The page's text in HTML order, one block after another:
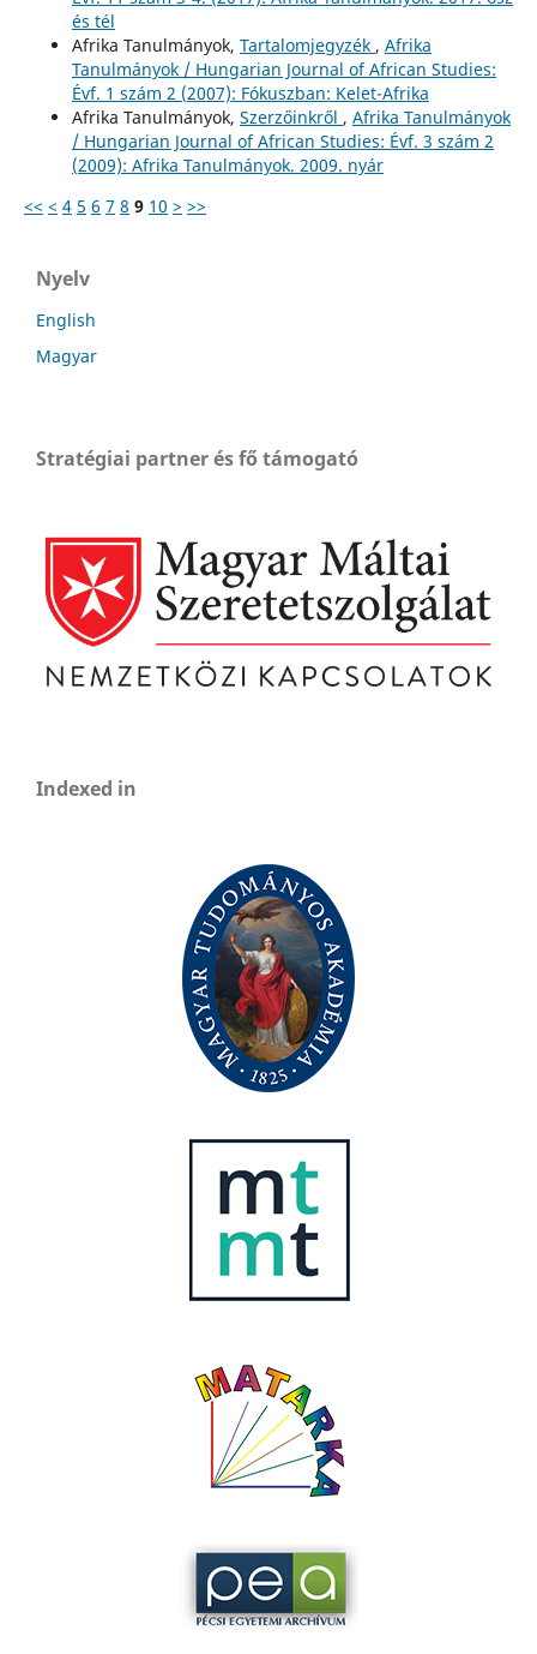
és tél
Afrika Tanulmányok, Tartalomjegyzék , Afrika
Tanulmányok / Hungarian Journal of African Studies:
Évf. 1 szám 2 (2007): Fókuszban: Kelet-Afrika
Afrika Tanulmányok, Szerzőinkről , Afrika Tanulmányok
/ Hungarian Journal of African Studies: Évf. 3 szám 2
(2009): Afrika Tanulmányok. 2009. nyár
<< < 4 5 6 7 8 9 10 > >>
Nyelv
English
Magyar
Stratégiai partner és fő támogató
Indexed in